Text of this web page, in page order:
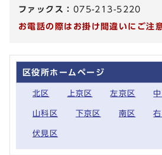
ファックス： 075-213-5220
お電話の際はお掛け間違いにご注
区役所ホームページ
北区 上京区 左京区
山科区 下京区 南区
伏見区